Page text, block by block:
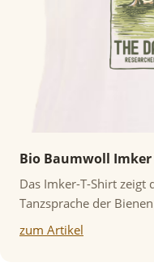
Bio Baumwoll Imker
Das Imker-T-Shirt zeigt
Tanzsprache der
zum Artikel